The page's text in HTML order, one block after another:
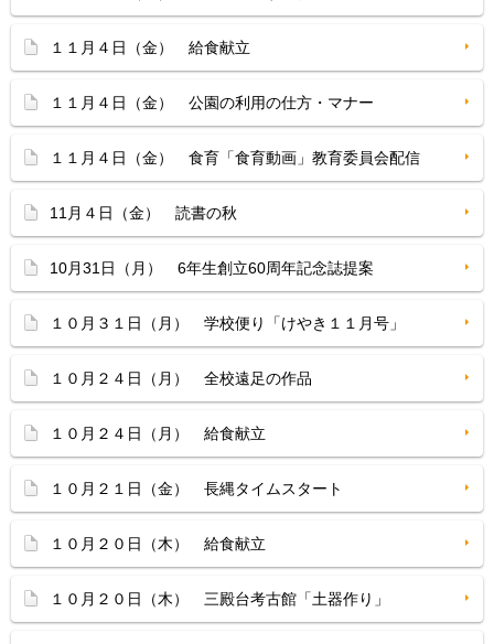
１１月４日（金） 給食献立
１１月４日（金） 公園の利用の仕方・マナー
１１月４日（金） 食育「食育動画」教育委員会配信
11月４日（金） 読書の秋
10月31日（月） 6年生創立60周年記念誌提案
１０月３１日（月） 学校便り「けやき１１月号」
１０月２４日（月） 全校遠足の作品
１０月２４日（月） 給食献立
１０月２１日（金） 長縄タイムスタート
１０月２０日（木） 給食献立
１０月２０日（木） 三殿台考古館「土器作り」